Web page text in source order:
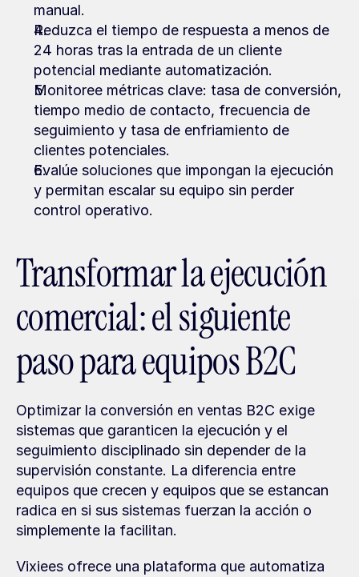
manual.
Reduzca el tiempo de respuesta a menos de
24 horas tras la entrada de un cliente
potencial mediante automatización.
Monitoree métricas clave: tasa de conversión,
tiempo medio de contacto, frecuencia de
seguimiento y tasa de enfriamiento de
clientes potenciales.
Evalúe soluciones que impongan la ejecución
y permitan escalar su equipo sin perder
control operativo.
Transformar la ejecución
comercial: el siguiente
paso para equipos B2C
Optimizar la conversión en ventas B2C exige
sistemas que garanticen la ejecución y el
seguimiento disciplinado sin depender de la
supervisión constante. La diferencia entre
equipos que crecen y equipos que se estancan
radica en si sus sistemas fuerzan la acción o
simplemente la facilitan.
Vixiees ofrece una plataforma que automatiza